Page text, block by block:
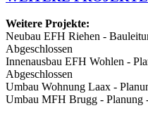
Weitere Projekte:
Neubau EFH Riehen -
Abgeschlossen
Innenausbau EFH Wohlen -
Abgeschlossen
Umbau Wohnung Laax -
Umbau MFH Brugg - Planung